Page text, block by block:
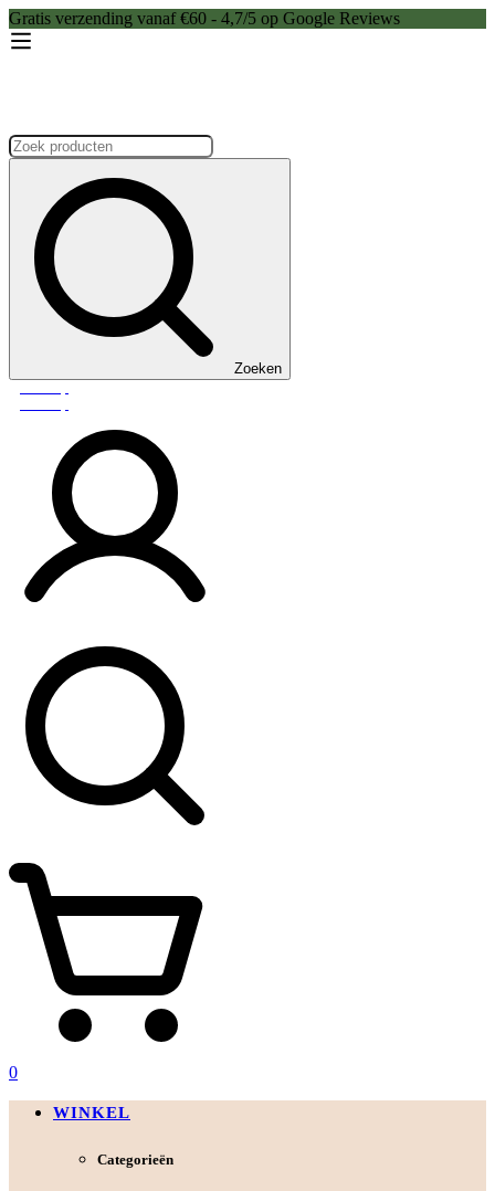
Gratis verzending vanaf €60 - 4,7/5 op Google Reviews
Zoeken:
Zoeken
0
WINKEL
Categorieën